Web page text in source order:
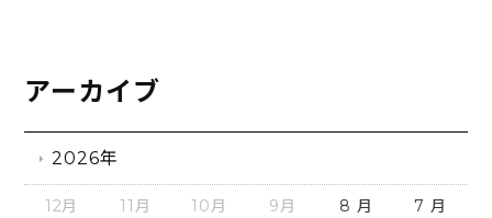
アーカイブ
2026年
12月 11月 10月 9月 8 月 7 月